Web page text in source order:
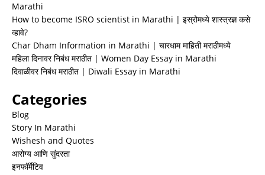
Marathi
How to become ISRO scientist in Marathi | इस्रोमध्ये शास्त्रज्ञ कसे
व्हावे?
Char Dham Information in Marathi | चारधाम माहिती मराठीमध्ये
महिला दिनावर निबंध मराठीत | Women Day Essay in Marathi
दिवाळीवर निबंध मराठीत | Diwali Essay in Marathi
Categories
Blog
Story In Marathi
Wishesh and Quotes
आरोग्य आणि सुंदरता
इनफॉर्मेटिव